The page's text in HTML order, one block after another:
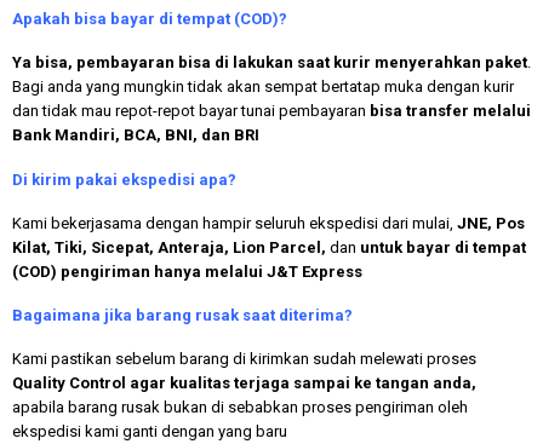
Apakah bisa bayar di tempat (COD)?
Ya bisa, pembayaran bisa di lakukan saat kurir menyerahkan paket.
Bagi anda yang mungkin tidak akan sempat bertatap muka dengan kurir
dan tidak mau repot-repot bayar tunai pembayaran bisa transfer melalui
Bank Mandiri, BCA, BNI, dan BRI
Di kirim pakai ekspedisi apa?
Kami bekerjasama dengan hampir seluruh ekspedisi dari mulai, JNE, Pos
Kilat, Tiki, Sicepat, Anteraja, Lion Parcel, dan untuk bayar di tempat
(COD) pengiriman hanya melalui J&T Express
Bagaimana jika barang rusak saat diterima?
Kami pastikan sebelum barang di kirimkan sudah melewati proses
Quality Control agar kualitas terjaga sampai ke tangan anda,
apabila barang rusak bukan di sebabkan proses pengiriman oleh
ekspedisi kami ganti dengan yang baru